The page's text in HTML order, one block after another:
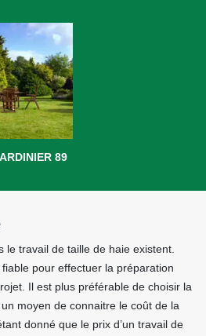
89
le travail de taille de haie existent.
pour effectuer la préparation
Il est plus préférable de choisir la
moyen de connaitre le coût de la
donné que le prix d’un travail de